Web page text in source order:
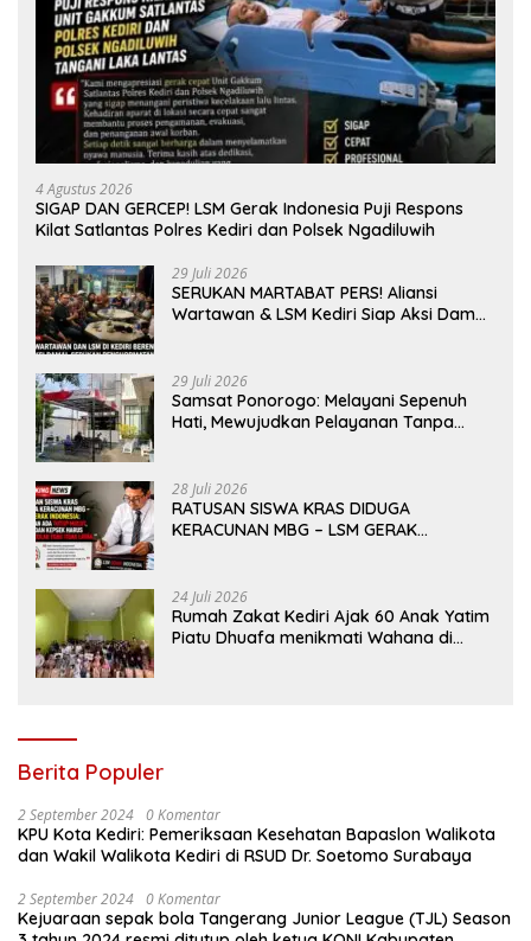
4 Agustus 2026
SIGAP DAN GERCEP! LSM Gerak Indonesia Puji Respons
Kilat Satlantas Polres Kediri dan Polsek Ngadiluwih
29 Juli 2026
SERUKAN MARTABAT PERS! Aliansi
Wartawan & LSM Kediri Siap Aksi Damai:
29 Juli 2026
Samsat Ponorogo: Melayani Sepenuh
Hati, Mewujudkan Pelayanan Tanpa
28 Juli 2026
RATUSAN SISWA KRAS DIDUGA
KERACUNAN MBG – LSM GERAK
YANG TIDAK LAYAK
24 Juli 2026
Rumah Zakat Kediri Ajak 60 Anak Yatim
Piatu Dhuafa menikmati Wahana di
Berita Populer
2 September 2024 0 Komentar
KPU Kota Kediri: Pemeriksaan Kesehatan Bapaslon Walikota
dan Wakil Walikota Kediri di RSUD Dr. Soetomo Surabaya
2 September 2024 0 Komentar
Kejuaraan sepak bola Tangerang Junior League (TJL) Season